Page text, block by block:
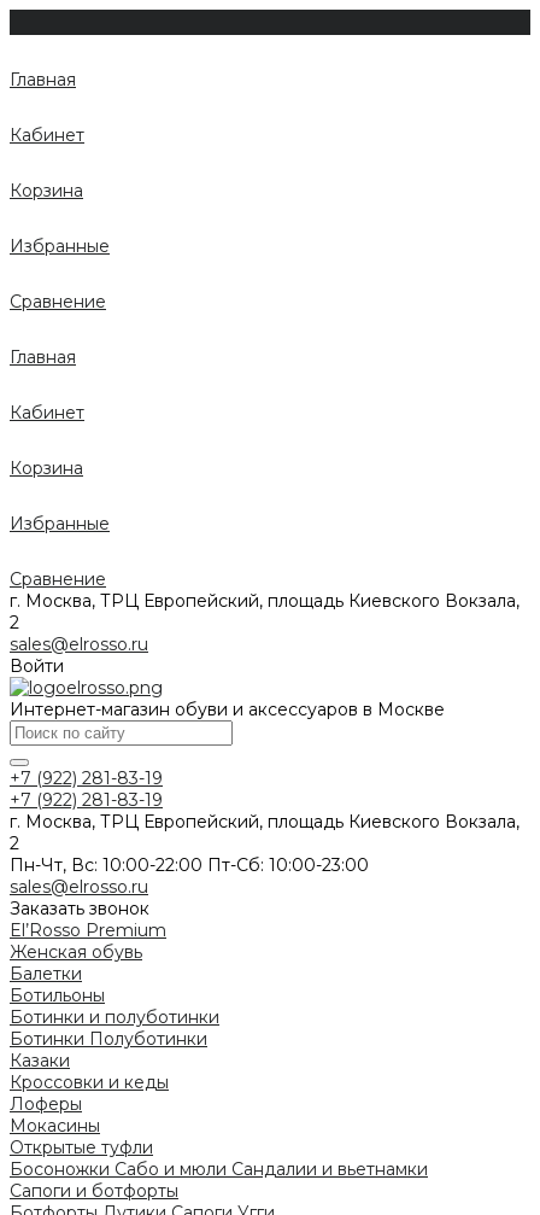
Главная
Кабинет
Корзина
Избранные
Сравнение
Главная
Кабинет
Корзина
Избранные
Сравнение
г. Москва, ТРЦ Европейский, площадь Киевского Вокзала,
2
sales@elrosso.ru
Войти
Интернет-магазин обуви и аксессуаров в Москве
+7 (922) 281-83-19
+7 (922) 281-83-19
г. Москва, ТРЦ Европейский, площадь Киевского Вокзала,
2
Пн-Чт, Вс: 10:00-22:00 Пт-Сб: 10:00-23:00
sales@elrosso.ru
Заказать звонок
El’Rosso Premium
Женская обувь
Балетки
Ботильоны
Ботинки и полуботинки
Ботинки Полуботинки
Казаки
Кроссовки и кеды
Лоферы
Мокасины
Открытые туфли
Босоножки Сабо и мюли Сандалии и вьетнамки
Сапоги и ботфорты